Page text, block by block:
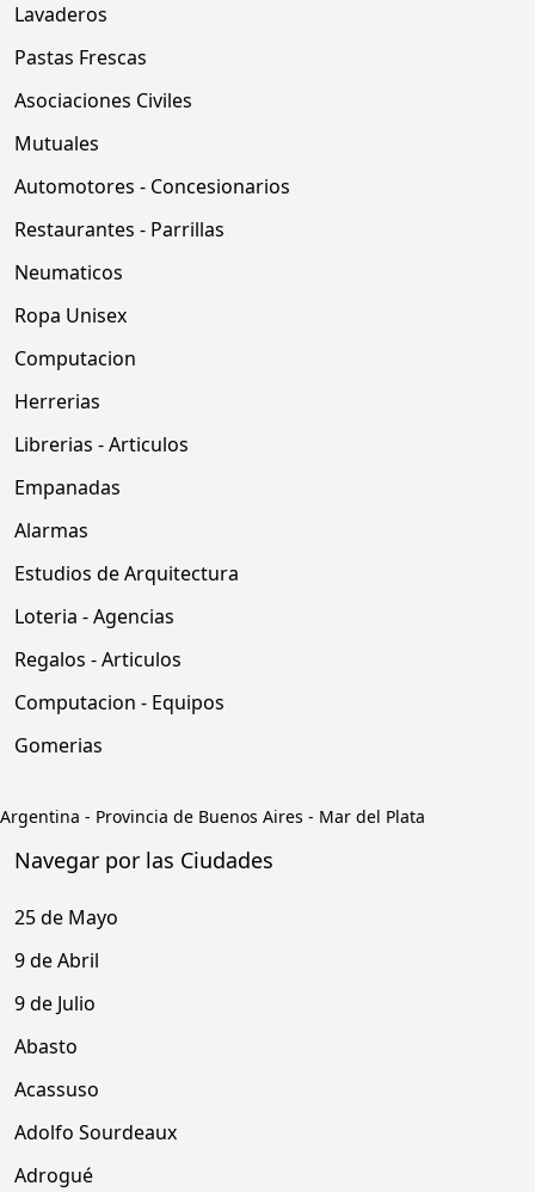
Lavaderos
Pastas Frescas
Asociaciones Civiles
Mutuales
Automotores - Concesionarios
Restaurantes - Parrillas
Neumaticos
Ropa Unisex
Computacion
Herrerias
Librerias - Articulos
Empanadas
Alarmas
Estudios de Arquitectura
Loteria - Agencias
Regalos - Articulos
Computacion - Equipos
Gomerias
Argentina - Provincia de Buenos Aires - Mar del Plata
Navegar por las Ciudades
25 de Mayo
9 de Abril
9 de Julio
Abasto
Acassuso
Adolfo Sourdeaux
Adrogué